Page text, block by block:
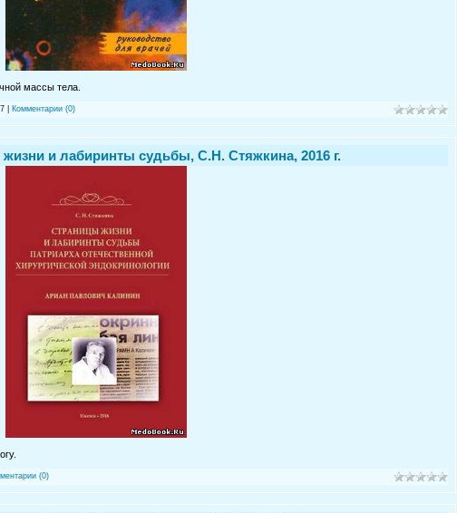
массы тела.
Комментарии (0)
и лабиринты судьбы, С.Н. Стяжкина, 2016 г.
(0)